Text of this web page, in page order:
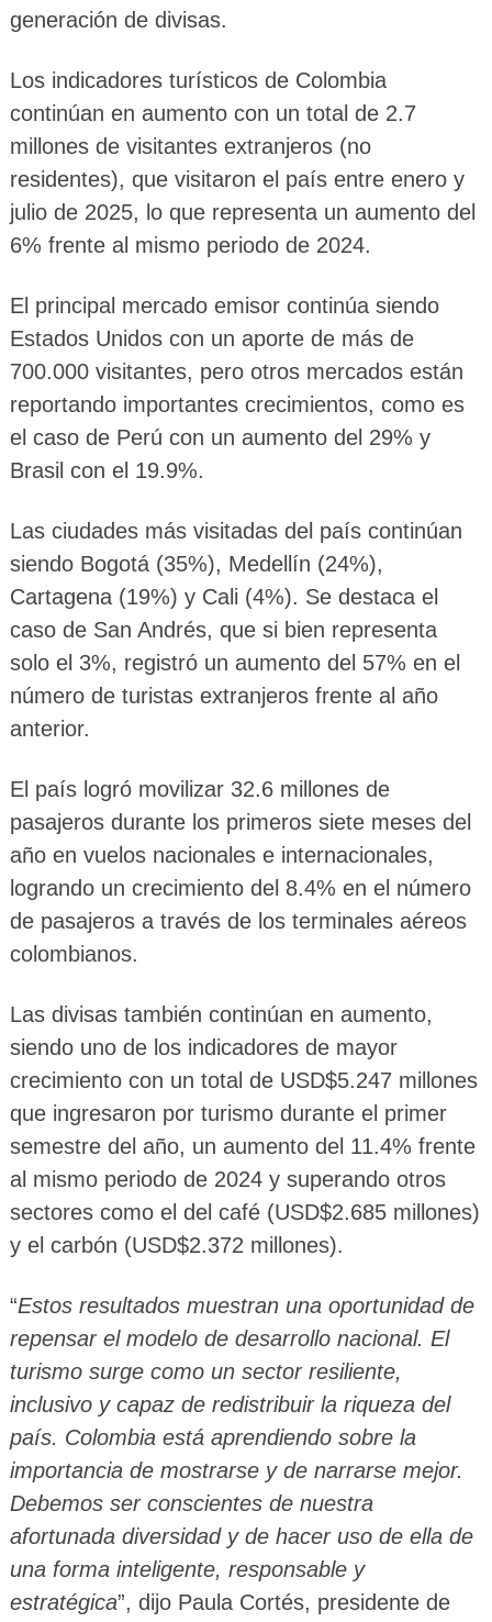
generación de divisas.
Los indicadores turísticos de Colombia
continúan en aumento con un total de 2.7
millones de visitantes extranjeros (no
residentes), que visitaron el país entre enero y
julio de 2025, lo que representa un aumento del
6% frente al mismo periodo de 2024.
El principal mercado emisor continúa siendo
Estados Unidos con un aporte de más de
700.000 visitantes, pero otros mercados están
reportando importantes crecimientos, como es
el caso de Perú con un aumento del 29% y
Brasil con el 19.9%.
Las ciudades más visitadas del país continúan
siendo Bogotá (35%), Medellín (24%),
Cartagena (19%) y Cali (4%). Se destaca el
caso de San Andrés, que si bien representa
solo el 3%, registró un aumento del 57% en el
número de turistas extranjeros frente al año
anterior.
El país logró movilizar 32.6 millones de
pasajeros durante los primeros siete meses del
año en vuelos nacionales e internacionales,
logrando un crecimiento del 8.4% en el número
de pasajeros a través de los terminales aéreos
colombianos.
Las divisas también continúan en aumento,
siendo uno de los indicadores de mayor
crecimiento con un total de USD$5.247 millones
que ingresaron por turismo durante el primer
semestre del año, un aumento del 11.4% frente
al mismo periodo de 2024 y superando otros
sectores como el del café (USD$2.685 millones)
y el carbón (USD$2.372 millones).
“Estos resultados muestran una oportunidad de
repensar el modelo de desarrollo nacional. El
turismo surge como un sector resiliente,
inclusivo y capaz de redistribuir la riqueza del
país. Colombia está aprendiendo sobre la
importancia de mostrarse y de narrarse mejor.
Debemos ser conscientes de nuestra
afortunada diversidad y de hacer uso de ella de
una forma inteligente, responsable y
estratégica”, dijo Paula Cortés, presidente de